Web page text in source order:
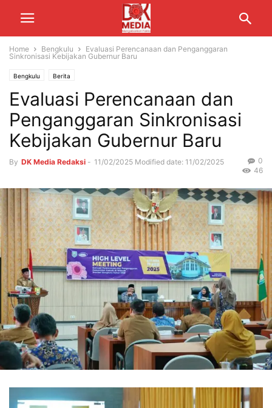
Home Bengkulu
Evaluasi Perencanaan dan Penganggaran
Sinkronisasi Kebijakan Gubernur Baru
Bengkulu Berita
Evaluasi Perencanaan dan
Penganggaran Sinkronisasi
Kebijakan Gubernur Baru
By DK Media Redaksi - 11/02/2025 Modified date: 11/02/2025
0
46